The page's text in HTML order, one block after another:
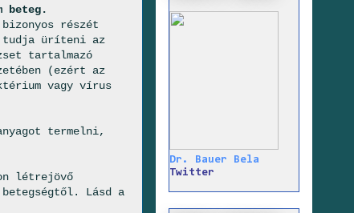
beteg.
részét
tudja üríteni az
tartalmazó
(ezért az
vagy vírus
termelni,
létrejövő
Lásd a
Dr. Bauer Bela
Twitter